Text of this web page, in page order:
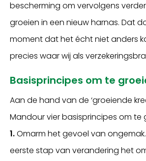
bescherming om vervolgens
groeien in een nieuw harnas. Dat
moment dat het écht niet anders
precies waar wij als
Basisprincipes om te
Aan de hand van de ‘groeiende
Mandour vier basisprincipes om te
1.Omarm het gevoel van ongemak.
eerste stap van verandering het